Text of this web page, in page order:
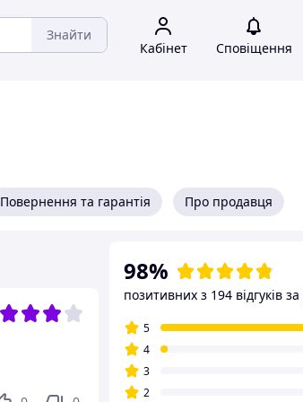
Знайти
Кабінет Сповіщення
Повернення та гарантія Про продавця
98%
позитивних з 194 відгуків за
5
4
3
2